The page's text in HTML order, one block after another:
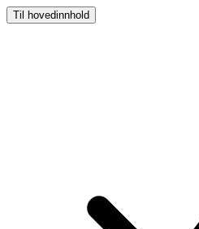
Til hovedinnhold